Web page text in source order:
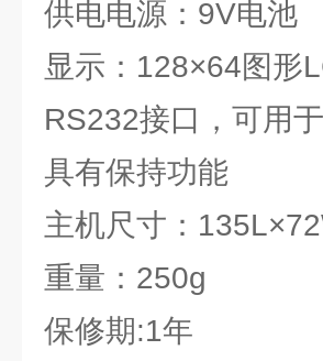
供电电源：9V电池
显示：128×64图形
RS232接口，可用
具有保持功能
主机尺寸：
重量：250g
保修期:1年